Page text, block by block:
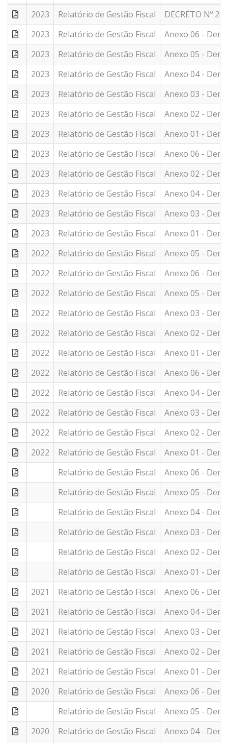
2023
Relatório de Gestão Fiscal
DECRETO Nº
2023
Relatório de Gestão Fiscal
Anexo 06 -
2023
Relatório de Gestão Fiscal
Anexo 05 -
2023
Relatório de Gestão Fiscal
Anexo 04 -
2023
Relatório de Gestão Fiscal
Anexo 03 -
2023
Relatório de Gestão Fiscal
Anexo 02 -
2023
Relatório de Gestão Fiscal
Anexo 01 -
2023
Relatório de Gestão Fiscal
Anexo 06 -
2023
Relatório de Gestão Fiscal
Anexo 02 -
2023
Relatório de Gestão Fiscal
Anexo 04 -
2023
Relatório de Gestão Fiscal
Anexo 03 -
2023
Relatório de Gestão Fiscal
Anexo 01 -
2022
Relatório de Gestão Fiscal
Anexo 05 -
2022
Relatório de Gestão Fiscal
Anexo 06 -
2022
Relatório de Gestão Fiscal
Anexo 05 -
2022
Relatório de Gestão Fiscal
Anexo 03 -
2022
Relatório de Gestão Fiscal
Anexo 02 -
2022
Relatório de Gestão Fiscal
Anexo 01 -
2022
Relatório de Gestão Fiscal
Anexo 06 -
2022
Relatório de Gestão Fiscal
Anexo 04 -
2022
Relatório de Gestão Fiscal
Anexo 03 -
2022
Relatório de Gestão Fiscal
Anexo 02 -
2022
Relatório de Gestão Fiscal
Anexo 01 -
Relatório de Gestão Fiscal
Anexo 06 -
Relatório de Gestão Fiscal
Anexo 05 -
Relatório de Gestão Fiscal
Anexo 04 -
Relatório de Gestão Fiscal
Anexo 03 -
Relatório de Gestão Fiscal
Anexo 02 -
Relatório de Gestão Fiscal
Anexo 01 -
2021
Relatório de Gestão Fiscal
Anexo 06 -
2021
Relatório de Gestão Fiscal
Anexo 04 -
2021
Relatório de Gestão Fiscal
Anexo 03 -
2021
Relatório de Gestão Fiscal
Anexo 02 -
2021
Relatório de Gestão Fiscal
Anexo 01 -
2020
Relatório de Gestão Fiscal
Anexo 06 -
Relatório de Gestão Fiscal
Anexo 05 -
2020
Relatório de Gestão Fiscal
Anexo 04 -